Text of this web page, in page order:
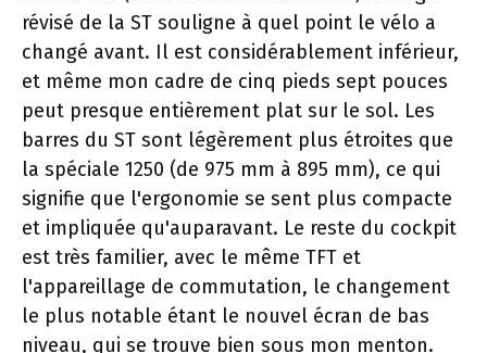
révisé de la ST souligne à quel point le vélo a
changé avant. Il est considérablement inférieur,
et même mon cadre de cinq pieds sept pouces
peut presque entièrement plat sur le sol. Les
barres du ST sont légèrement plus étroites que
la spéciale 1250 (de 975 mm à 895 mm), ce qui
signifie que l'ergonomie se sent plus compacte
et impliquée qu'auparavant. Le reste du cockpit
est très familier, avec le même TFT et
l'appareillage de commutation, le changement
le plus notable étant le nouvel écran de bas
niveau, qui se trouve bien sous mon menton.